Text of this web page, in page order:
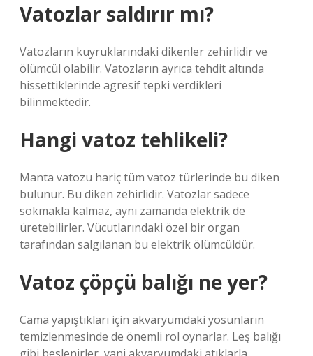
Vatozlar saldırır mı?
Vatozların kuyruklarındaki dikenler zehirlidir ve
ölümcül olabilir. Vatozların ayrıca tehdit altında
hissettiklerinde agresif tepki verdikleri
bilinmektedir.
Hangi vatoz tehlikeli?
Manta vatozu hariç tüm vatoz türlerinde bu diken
bulunur. Bu diken zehirlidir. Vatozlar sadece
sokmakla kalmaz, aynı zamanda elektrik de
üretebilirler. Vücutlarındaki özel bir organ
tarafından salgılanan bu elektrik ölümcüldür.
Vatoz çöpçü balığı ne yer?
Cama yapıştıkları için akvaryumdaki yosunların
temizlenmesinde de önemli rol oynarlar. Leş balığı